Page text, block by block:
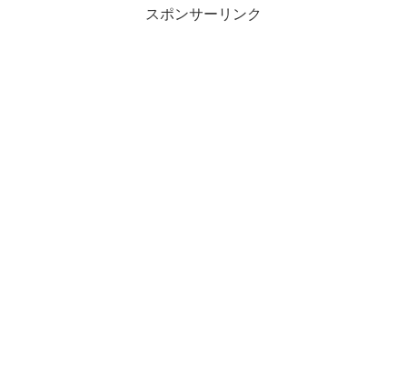
スポンサーリンク